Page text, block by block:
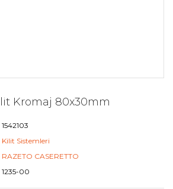
Kromaj 80x30mm
1542103
Kilit Sistemleri
RAZETO CASERETTO
1235-00